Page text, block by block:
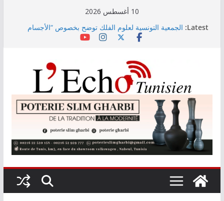
10 أغسطس 2026
Latest: الجمعية التونسية لعلوم الفلك توضح بخصوص “الأجسام
المضيئة” المرصودة في سماء تونس
للانخراط في موسم التخفيضات الصيفية
مناظرة انتداب أساتذة: اليوم آخر أجل لإيداع ملفات
المقبولين أوليًا
تونس تحتضن المؤتمر الدولي الثامن للتغذية